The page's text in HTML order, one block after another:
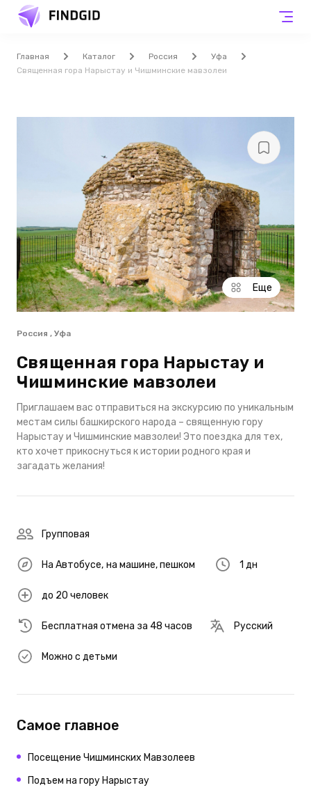
Главная Каталог Россия
Уфа
Священная гора Нарыстау и Чишминские мавзолеи
Еще
Россия , Уфа
Священная гора Нарыстау и
Чишминские мавзолеи
Приглашаем вас отправиться на экскурсию по уникальным
местам силы башкирского народа – священную гору
Нарыстау и Чишминские мавзолеи! Это поездка для тех,
кто хочет прикоснуться к истории родного края и
загадать желания!
Групповая
На Автобусе, на машине, пешком 1 дн
до 20 человек
Бесплатная отмена за 48 часов Русский
Можно с детьми
Самое главное
Посещение Чишминских Мавзолеев
Подъем на гору Нарыстау